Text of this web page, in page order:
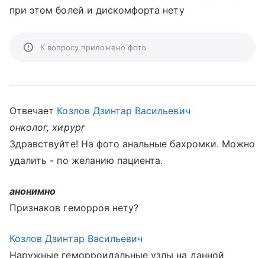
при этом болей и дискомфорта нету
К вопросу приложено фото
Отвечает Козлов Дзинтар Васильевич
онколог, хирург
Здравствуйте! На фото анальные бахромки. Можно
удалить - по желанию пациента.
анонимно
Признаков геморроя нету?
Козлов Дзинтар Васильевич
Наружные геморроидальные узлы на данной